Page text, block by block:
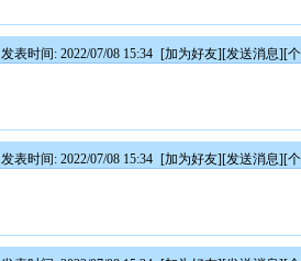
发表时间: 2022/07/08 15:34 [加为好友][发送消息][
发表时间: 2022/07/08 15:34 [加为好友][发送消息][